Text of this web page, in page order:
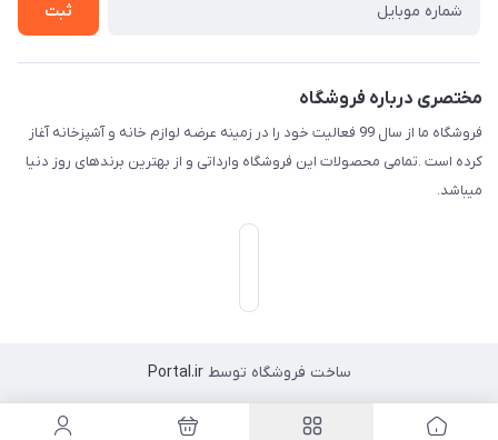
ثبت
مختصری درباره فروشگاه
فروشگاه ما از سال 99 فعالیت خود را در زمینه عرضه لوازم خانه و آشپزخانه آغاز
کرده است .تمامی محصولات این فروشگاه وارداتی و از بهترین برندهای روز دنیا
میباشد.
ساخت فروشگاه توسطPortal.ir